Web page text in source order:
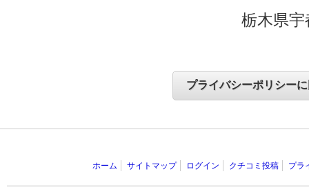
栃木県
ホーム サイトマップ ログイン クチコミ投稿 プラ